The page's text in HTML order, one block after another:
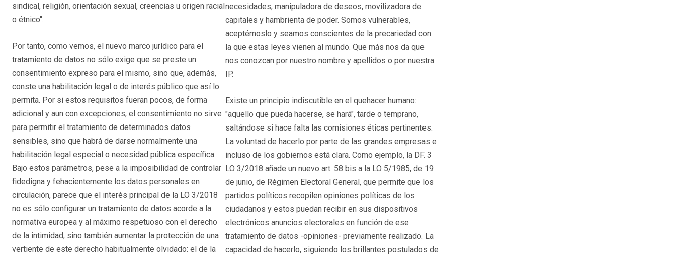
sindical, religión, orientación sexual, creencias u origen racial
o étnico".
Por tanto, como vemos, el nuevo marco jurídico para el
tratamiento de datos no sólo exige que se preste un
consentimiento expreso para el mismo, sino que, además,
conste una habilitación legal o de interés público que así lo
permita. Por si estos requisitos fueran pocos, de forma
adicional y aun con excepciones, el consentimiento no sirve
para permitir el tratamiento de determinados datos
sensibles, sino que habrá de darse normalmente una
habilitación legal especial o necesidad pública específica.
Bajo estos parámetros, pese a la imposibilidad de controlar
fidedigna y fehacientemente los datos personales en
circulación, parece que el interés principal de la LO 3/2018
no es sólo configurar un tratamiento de datos acorde a la
normativa europea y al máximo respetuoso con el derecho
de la intimidad, sino también aumentar la protección de una
vertiente de este derecho habitualmente olvidado: el de la
necesidades, manipuladora de deseos, movilizadora de
capitales y hambrienta de poder. Somos vulnerables,
aceptémoslo y seamos conscientes de la precariedad con
la que estas leyes vienen al mundo. Que más nos da que
nos conozcan por nuestro nombre y apellidos o por nuestra
IP.
Existe un principio indiscutible en el quehacer humano:
"aquello que pueda hacerse, se hará", tarde o temprano,
saltándose si hace falta las comisiones éticas pertinentes.
La voluntad de hacerlo por parte de las grandes empresas e
incluso de los gobiernos está clara. Como ejemplo, la DF. 3
LO 3/2018 añade un nuevo art. 58 bis a la LO 5/1985, de 19
de junio, de Régimen Electoral General, que permite que los
partidos políticos recopilen opiniones políticas de los
ciudadanos y estos puedan recibir en sus dispositivos
electrónicos anuncios electorales en función de ese
tratamiento de datos -opiniones- previamente realizado. La
capacidad de hacerlo, siguiendo los brillantes postulados de